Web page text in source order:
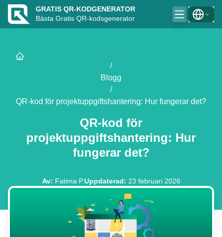
GRATIS QR-KODGENERATOR
Bästa Gratis QR-kodsgenerator
/
Blogg
/
QR-kod för projektuppgiftshantering: Hur fungerar det?
QR-kod för
projektuppgiftshantering: Hur
fungerar det?
Av: Fatima P.Uppdaterad: 23 februari 2026